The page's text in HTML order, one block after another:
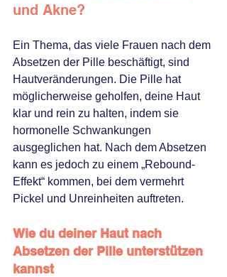
und Akne?
Ein Thema, das viele Frauen nach dem
Absetzen der Pille beschäftigt, sind
Hautveränderungen. Die Pille hat
möglicherweise geholfen, deine Haut
klar und rein zu halten, indem sie
hormonelle Schwankungen
ausgeglichen hat. Nach dem Absetzen
kann es jedoch zu einem „Rebound-
Effekt“ kommen, bei dem vermehrt
Pickel und Unreinheiten auftreten.
Wie du deiner Haut nach
Absetzen der Pille unterstützen
kannst